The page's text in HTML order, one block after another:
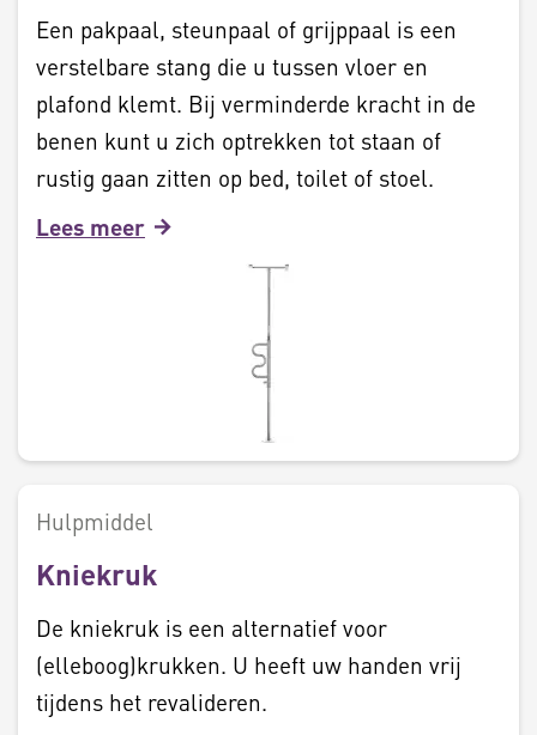
Een pakpaal, steunpaal of grijppaal is een
verstelbare stang die u tussen vloer en
plafond klemt. Bij verminderde kracht in de
benen kunt u zich optrekken tot staan of
rustig gaan zitten op bed, toilet of stoel.
Lees meer
Hulpmiddel
Kniekruk
De kniekruk is een alternatief voor
(elleboog)krukken. U heeft uw handen vrij
tijdens het revalideren.